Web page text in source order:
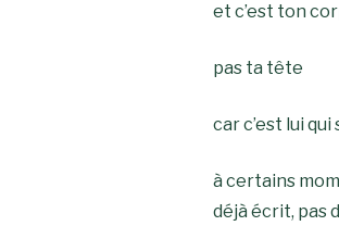
et c’est ton
pas ta tête
car c’est lui
à certains
déjà écrit, pas